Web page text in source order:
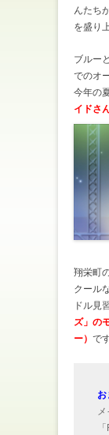
んたち
を盛り
ブルー
でのオ
今年の
イドさ
翔栄町
クール
ドル見
ズ」の
ー） で
お